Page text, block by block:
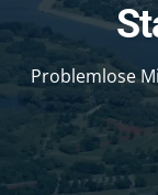
Problemlose